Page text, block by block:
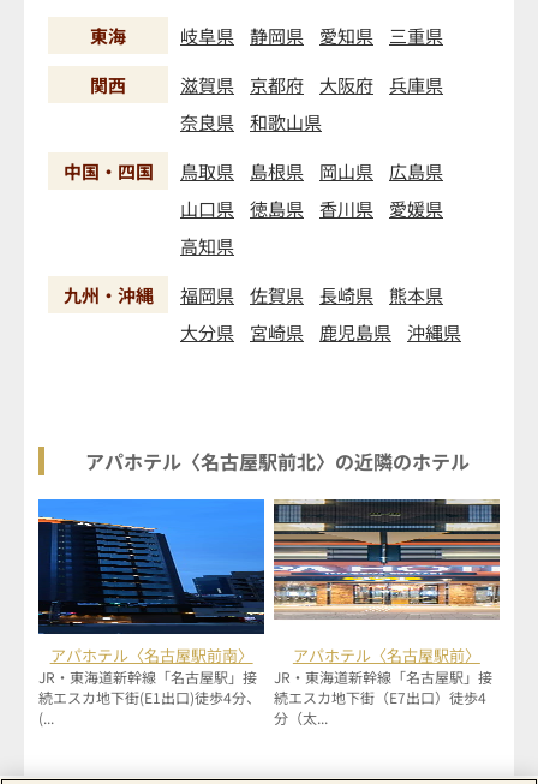
東海
岐阜県 静岡県 愛知県
三重県
関西
滋賀県 京都府 大阪府
兵庫県
奈良県
和歌山県
中国・四国
鳥取県 島根県 岡山県
広島県
山口県
徳島県 香川県
愛媛県
高知県
九州・沖縄
福岡県 佐賀県 長崎県
熊本県
大分県
宮崎県 鹿児島県 沖縄県
アパホテル〈名古屋駅前北〉の近隣のホテル
アパホテル〈名古屋駅前南〉
JR・東海道新幹線「名古屋駅」接
続エスカ地下街(E1出口)徒歩4分、
(...
アパホテル〈名古屋駅前〉
JR・東海道新幹線「名古屋駅」接
続エスカ地下街（E7出口）徒歩4
分（太...